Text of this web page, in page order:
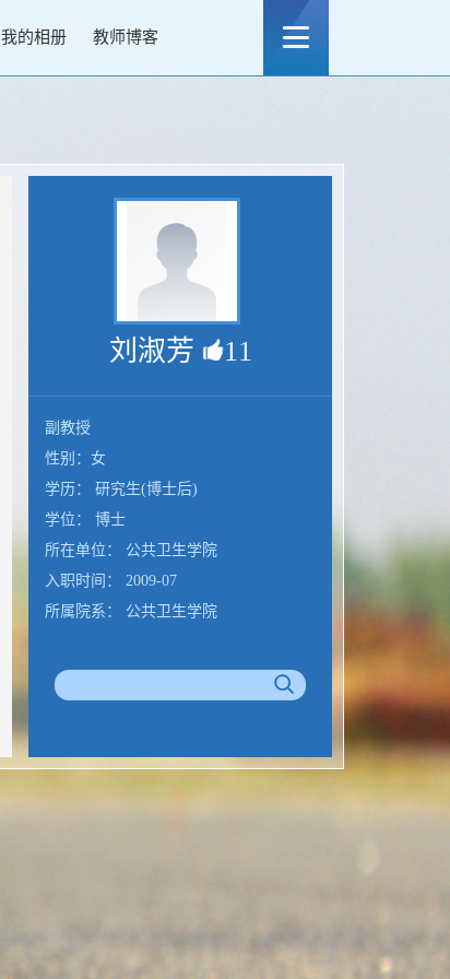
我的相册 教师博客
刘淑芳 11
副教授
性别：女
学历： 研究生(博士后)
学位： 博士
所在单位： 公共卫生学院
入职时间： 2009-07
所属院系： 公共卫生学院